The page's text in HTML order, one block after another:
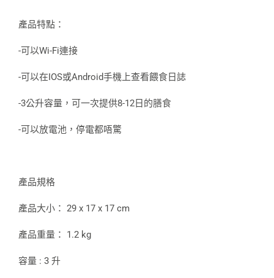
產品特點：
-可以Wi-Fi連接
-可以在IOS或Android手機上查看餵食日誌
-3公升容量，可一次提供8-12日的膳食
-可以放電池，停電都唔驚
產品規格
產品大小： 29 x 17 x 17 cm
產品重量： 1.2 kg
容量 : 3 升